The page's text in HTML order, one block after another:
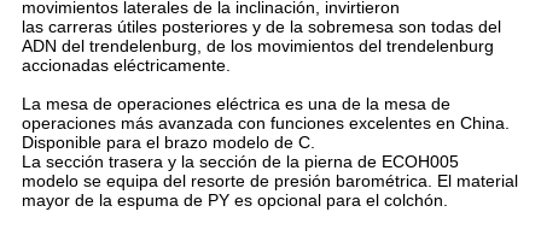
movimientos laterales de la inclinación, invirtieron
las carreras útiles posteriores y de la sobremesa son todas del
ADN del trendelenburg, de los movimientos del trendelenburg
accionadas eléctricamente.
La mesa de operaciones eléctrica es una de la mesa de
operaciones más avanzada con funciones excelentes en China.
Disponible para el brazo modelo de C.
La sección trasera y la sección de la pierna de ECOH005
modelo se equipa del resorte de presión barométrica. El material
mayor de la espuma de PY es opcional para el colchón.